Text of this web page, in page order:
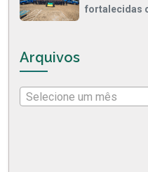
fortalecidas
Arquivos
Selecione um mês